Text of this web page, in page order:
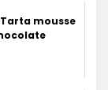
mousse